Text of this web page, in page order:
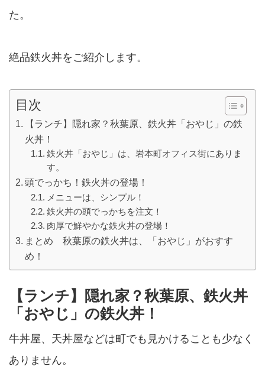
た。
絶品鉄火丼をご紹介します。
目次
【ランチ】隠れ家？秋葉原、鉄火丼「おやじ」の鉄
火丼！
鉄火丼「おやじ」は、岩本町オフィス街にありま
す。
頭でっかち！鉄火丼の登場！
メニューは、シンプル！
鉄火丼の頭でっかちを注文！
肉厚で鮮やかな鉄火丼の登場！
まとめ 秋葉原の鉄火丼は、「おやじ」がおすす
め！
【ランチ】隠れ家？秋葉原、鉄火丼
「おやじ」の鉄火丼！
牛丼屋、天丼屋などは町でも見かけることも少なく
ありません。